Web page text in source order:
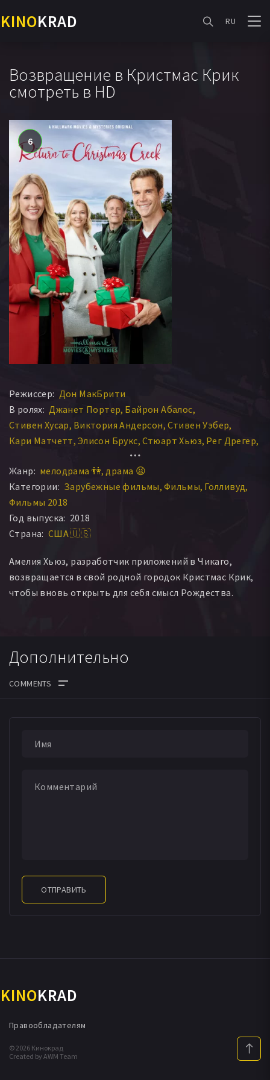
KINOKRAD RU
Возвращение в Кристмас Крик
смотреть в HD
6
Режиссер: Дон МакБрити
В ролях: Джанет Портер Байрон Абалос
Стивен Хусар Виктория Андерсон Стивен Уэбер
Кари Матчетт Элисон Брукс Стюарт Хьюз Рег Дрегер
Жанр: мелодрама 👫 драма 😫
Категории: Зарубежные фильмы Фильмы Голливуд
Фильмы 2018
Год выпуска: 2018
Страна: США 🇺🇸
Амелия Хьюз, разработчик приложений в Чикаго,
возвращается в свой родной городок Кристмас Крик,
чтобы вновь открыть для себя смысл Рождества.
Дополнительно
ОТПРАВИТЬ
KINOKRAD
© 2026 Кинокрад
Created by AWM Team
Правообладателям